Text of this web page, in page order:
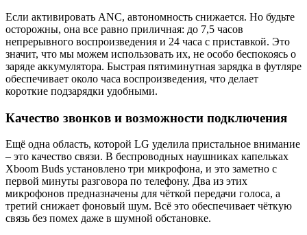
Если активировать ANC, автономность снижается. Но будьте
осторожны, она все равно приличная: до 7,5 часов
непрерывного воспроизведения и 24 часа с приставкой. Это
значит, что мы можем использовать их, не особо беспокоясь о
заряде аккумулятора. Быстрая пятиминутная зарядка в футляре
обеспечивает около часа воспроизведения, что делает
короткие подзарядки удобными.
Качество звонков и возможности подключения
Ещё одна область, которой LG уделила пристальное внимание
– это качество связи. В беспроводных наушниках капельках
Xboom Buds установлено три микрофона, и это заметно с
первой минуты разговора по телефону. Два из этих
микрофонов предназначены для чёткой передачи голоса, а
третий снижает фоновый шум. Всё это обеспечивает чёткую
связь без помех даже в шумной обстановке.